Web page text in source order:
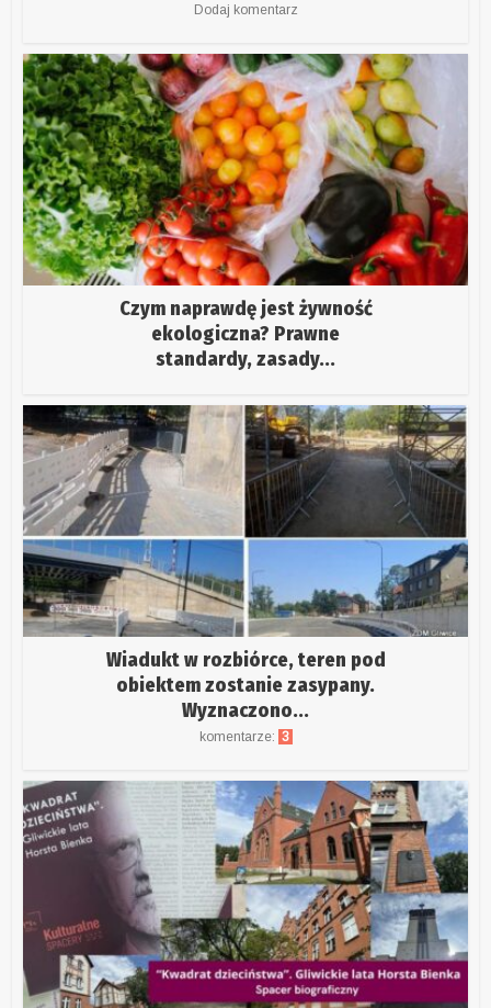
Dodaj komentarz
Czym naprawdę jest żywność
ekologiczna? Prawne
standardy, zasady...
Wiadukt w rozbiórce, teren pod
obiektem zostanie zasypany.
Wyznaczono...
komentarze: 3